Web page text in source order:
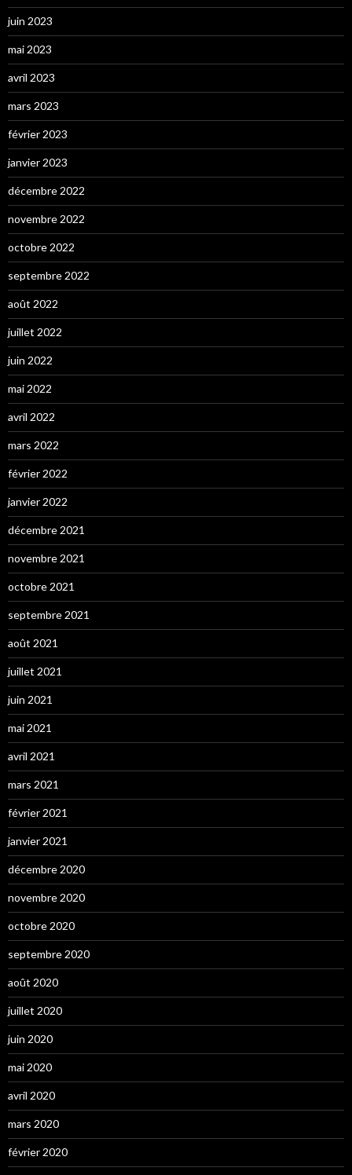
juin 2023
mai 2023
avril 2023
mars 2023
février 2023
janvier 2023
décembre 2022
novembre 2022
octobre 2022
septembre 2022
août 2022
juillet 2022
juin 2022
mai 2022
avril 2022
mars 2022
février 2022
janvier 2022
décembre 2021
novembre 2021
octobre 2021
septembre 2021
août 2021
juillet 2021
juin 2021
mai 2021
avril 2021
mars 2021
février 2021
janvier 2021
décembre 2020
novembre 2020
octobre 2020
septembre 2020
août 2020
juillet 2020
juin 2020
mai 2020
avril 2020
mars 2020
février 2020